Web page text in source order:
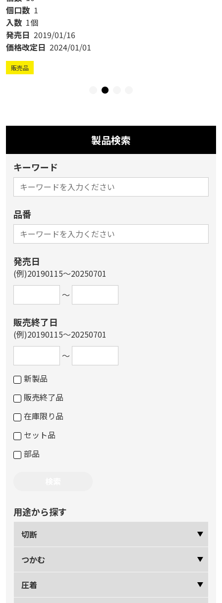
個口数 1
入数 1個
発売日 2019/01/16
価格改定日 2024/01/01
販売品
製品検索
キーワード
品番
発売日
(例)20190115～20250701
～
販売終了日
(例)20190115～20250701
～
新製品
販売終了品
在庫限り品
セット品
部品
用途から探す
切断
つかむ
圧着